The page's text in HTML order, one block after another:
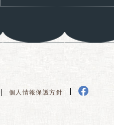
個人情報保護方針